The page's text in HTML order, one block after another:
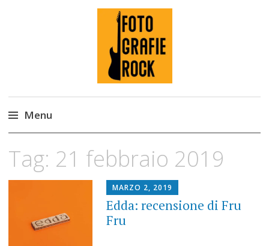
Fotografie ROCK
Menu
content
Tag: 21 febbraio 2019
MARZO 2, 2019
Edda: recensione di Fru
Fru